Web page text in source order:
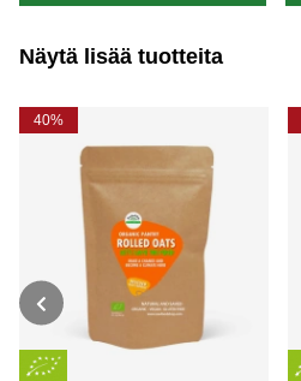
Näytä lisää tuotteita
40%